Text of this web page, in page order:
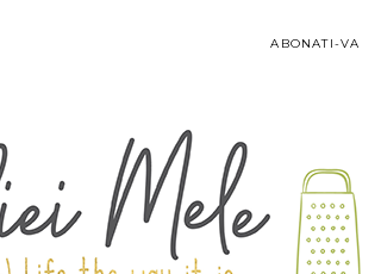
ABONATI-VA